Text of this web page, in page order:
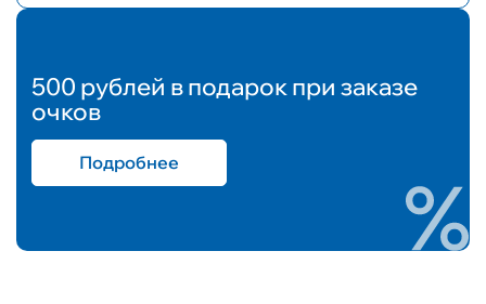
500 рублей в подарок при заказе
очков
Подробнее